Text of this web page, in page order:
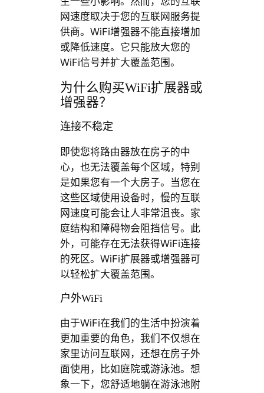
网速度取决于您的互联网服务提
供商。WiFi增强器不能直接增加
或降低速度。它只能放大您的
WiFi信号并扩大覆盖范围。
为什么购买WiFi扩展器或
增强器？
连接不稳定
即使您将路由器放在房子的中
心，也无法覆盖每个区域，特别
是如果您有一个大房子。当您在
这些区域使用设备时，慢的互联
网速度可能会让人非常沮丧。家
庭结构和障碍物会阻挡信号。此
外，可能存在无法获得WiFi连接
的死区。WiFi扩展器或增强器可
以轻松扩大覆盖范围。
户外WiFi
由于WiFi在我们的生活中扮演着
更加重要的角色，我们不仅想在
家里访问互联网，还想在房子外
面使用，比如庭院或游泳池。想
象一下，您舒适地躺在游泳池附